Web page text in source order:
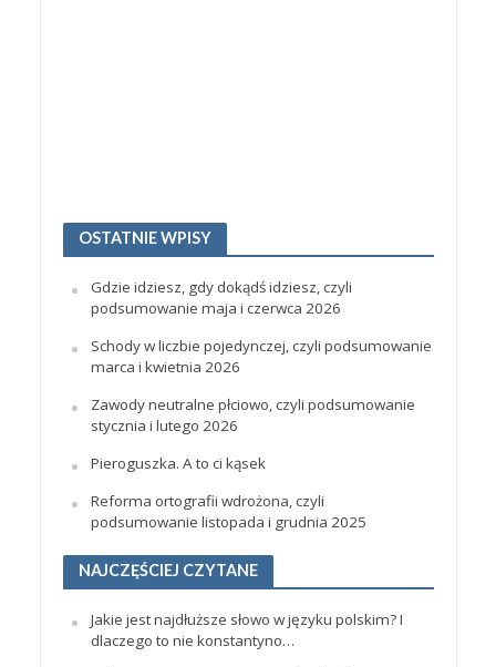
OSTATNIE WPISY
Gdzie idziesz, gdy dokądś idziesz, czyli
podsumowanie maja i czerwca 2026
Schody w liczbie pojedynczej, czyli podsumowanie
marca i kwietnia 2026
Zawody neutralne płciowo, czyli podsumowanie
stycznia i lutego 2026
Pieroguszka. A to ci kąsek
Reforma ortografii wdrożona, czyli
podsumowanie listopada i grudnia 2025
NAJCZĘŚCIEJ CZYTANE
Jakie jest najdłuższe słowo w języku polskim? I
dlaczego to nie konstantyno…